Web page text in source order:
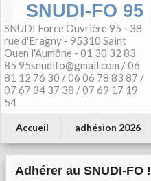
SNUDI-FO 95
SNUDI Force Ouvrière 95 - 38
rue d'Eragny - 95310 Saint
Ouen l'Aumône - 01 30 32 83
85 95snudifo@gmail.com / 06
81 12 76 30 / 06 06 78 83 87 /
07 67 34 37 38 / 07 69 17 19
54
Accueil adhésion 2026
Adhérer au SNUDI-FO !